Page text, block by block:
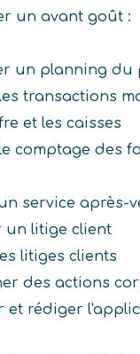
un avant goût :
un planning du
transactions
et les caisses
comptage des
service après-
un litige client
litiges clients
des actions
et rédiger